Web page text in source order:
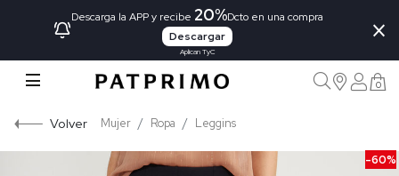
Descarga la APP y recibe 20%Dcto en una compra
Descargar
Aplican TyC
×
0
Volver Mujer Ropa Leggins
-60%